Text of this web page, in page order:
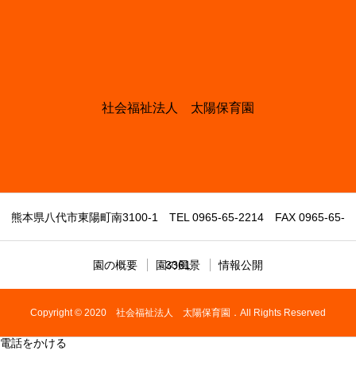
社会福祉法人 太陽保育園
熊本県八代市東陽町南3100-1 TEL 0965-65-2214 FAX 0965-65-
3361
園の概要 園の風景 情報公開
Copyright © 2020 社会福祉法人 太陽保育園．All Rights Reserved
電話をかける